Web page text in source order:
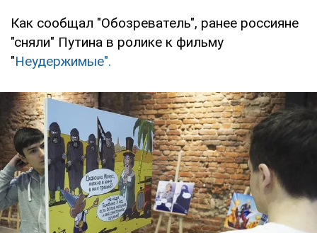
Как сообщал "Обозреватель", ранее россияне
"сняли" Путина в ролике к фильму
"Неудержимые".